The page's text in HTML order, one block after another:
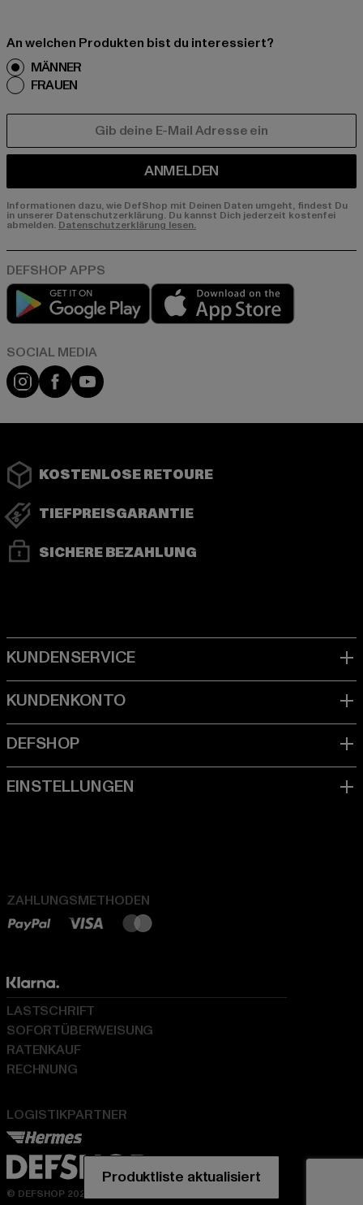
An welchen Produkten bist du interessiert?
MÄNNER
FRAUEN
ANMELDEN
Informationen dazu, wie DefShop mit Deinen Daten umgeht, findest Du
in unserer Datenschutzerklärung. Du kannst Dich jederzeit kostenfei
abmelden. Datenschutzerklärung lesen.
Play market
Instagram
FacebookYouTube
KOSTENLOSE RETOURE
TIEFPREISGARANTIE
SICHERE BEZAHLUNG
ZAHLUNGSMETHODEN
LOGISTIKPARTNER
LASTSCHRIFT
SOFORTÜBERWEISUNG
RATENKAUF
RECHNUNG
© DEFSHOP 2026. Alle Rechte vorbehalten